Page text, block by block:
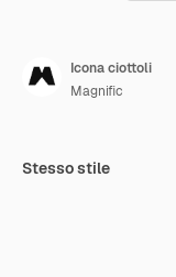
Icona ciottoli
Magnific
Stesso stile